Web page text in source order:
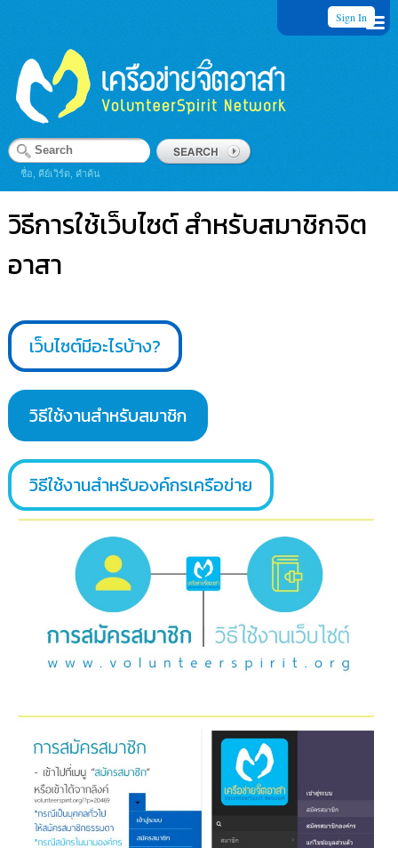
Sign In
ชื่อ, คีย์เวิร์ด, คำค้น
วิธีการใช้เว็บไซต์ สำหรับสมาชิกจิต
อาสา
เว็บไซต์มีอะไรบ้าง?
วิธีใช้งานสำหรับสมาชิก
วิธีใช้งานสำหรับองค์กรเครือข่าย